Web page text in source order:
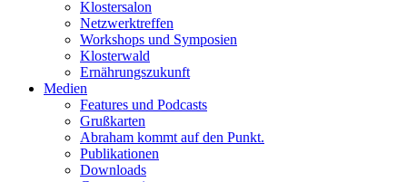
Klostersalon
Netzwerktreffen
Workshops und Symposien
Klosterwald
Ernährungszukunft
Medien
Features und Podcasts
Grußkarten
Abraham kommt auf den Punkt.
Publikationen
Downloads